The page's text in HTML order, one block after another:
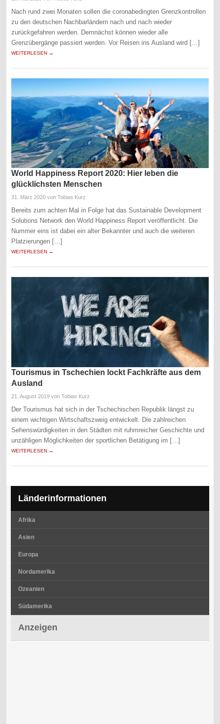
Nach rund zwei Monaten sollen die coronabedingten Grenzkontrollen
zu den deutschen Nachbarländern nach und nach wieder
zurückgefahren werden. Demnächst können wieder alle
Grenzübergänge passiert werden. Vor Reisen ins Ausland wird […]
WEITERLESEN →
World Happiness Report 2020: Hier leben die
glücklichsten Menschen
31. März 2020 von Tobias Kurz
Bereits zum achten Mal in Folge hat das Sustainable Development
Solutions Network den World Happiness Report veröffentlicht. Die
Nummer eins ist dabei ein alter Bekannter und auch die weiteren
Platzierungen […]
WEITERLESEN →
Tourismus in Tschechien lockt Fachkräfte aus dem
Ausland
21. August 2019 von Tobias Kurz
Der Tourismus hat sich in der Tschechischen Republik längst zu
einem wichtigen Wirtschaftszweig entwickelt. Die zahlreichen
Sehenswürdigkeiten in den Städten mit ruhmreicher Geschichte und
unzähligen Möglichkeiten der sportlichen Betätigung im […]
WEITERLESEN →
Länderinformationen
Afrika
Asien
Europa
Nordamerika
Ozeanien
Südamerika
Anzeigen